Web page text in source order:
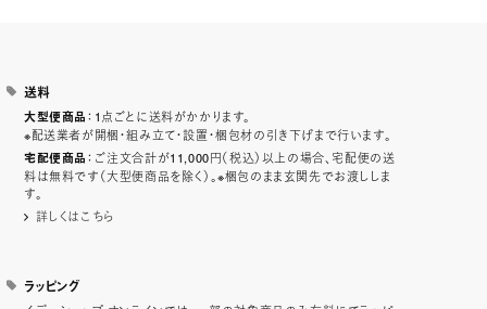
送料
大型便商品 ：1点ごとに送料がかかります。
※配送業者が開梱・組み立て・設置・梱包材の引き下げまで行います。
宅配便商品 ：ご注文合計が11,000円（税込）以上の場合、宅配便の送
料は無料です（大型便商品を除く）。※梱包のまま玄関先でお渡ししま
す。
詳しくはこちら
ラッピング